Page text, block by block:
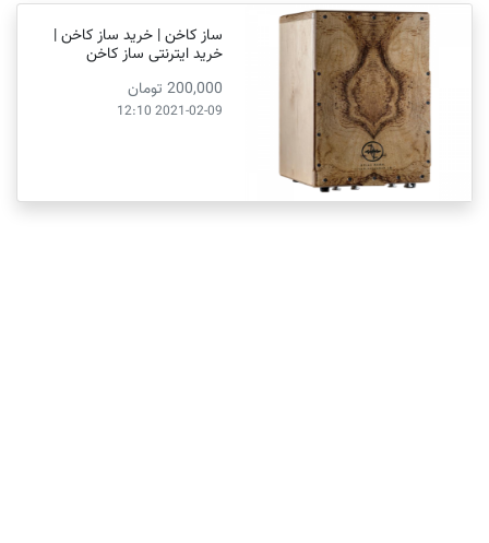
ساز کاخن | خرید ساز کاخن |
خرید ایترنتی ساز کاخن
200,000 تومان
2021-02-09 12:10